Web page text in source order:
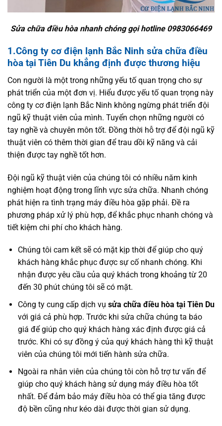
Sửa chữa điều hòa nhanh chóng gọi hotline 0983066469
1.Công ty cơ điện lạnh Bắc Ninh sửa chữa điều
hòa tại Tiên Du khẳng định được thương hiệu
Con người là một trong những yếu tố quan trọng cho sự
phát triển của một đơn vị. Hiểu được yếu tố quan trọng này
công ty cơ điện lạnh Bắc Ninh không ngừng phát triển đội
ngũ kỹ thuật viên của mình. Tuyển chọn những người có
tay nghề và chuyên môn tốt. Đồng thời hỗ trợ để đội ngũ kỹ
thuật viên có thêm thời gian để trau dồi kỹ năng và cải
thiện được tay nghề tốt hơn.
Đội ngũ kỹ thuật viên của chúng tôi có nhiều năm kinh
nghiệm hoạt động trong lĩnh vực sửa chữa. Nhanh chóng
phát hiện ra tình trạng máy điều hòa gặp phải. Đề ra
phương pháp xử lý phù hợp, để khắc phục nhanh chóng và
tiết kiệm chi phí cho khách hàng.
Chúng tôi cam kết sẽ có mặt kịp thời để giúp cho quý
khách hàng khắc phục được sự cố nhanh chóng. Khi
nhận được yêu cầu của quý khách trong khoảng từ 20
đến 30 phút chúng tôi sẽ có mặt.
Công ty cung cấp dịch vụ sửa chữa điều hòa tại Tiên Du
với giá cả phù hợp. Trước khi sửa chữa chúng ta báo
giá để giúp cho quý khách hàng xác định được giá cả
trước. Khi có sự đồng ý của quý khách hàng thì kỹ thuật
viên của chúng tôi mới tiến hành sửa chữa.
Ngoài ra nhân viên của chúng tôi còn hỗ trợ tư vấn để
giúp cho quý khách hàng sử dụng máy điều hòa tốt
nhất. Để đảm bảo máy điều hòa có thể gia tăng được
độ bền cũng như kéo dài được thời gian sử dụng.